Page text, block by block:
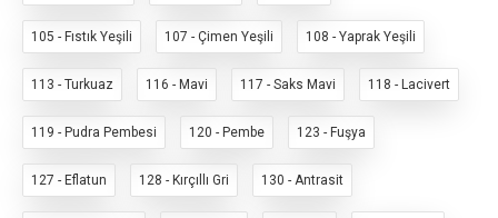
105 - Fıstık Yeşili 107 - Çimen Yeşili 108 - Yaprak Yeşili
113 - Turkuaz 116 - Mavi 117 - Saks Mavi 118 - Lacivert
119 - Pudra Pembesi 120 - Pembe 123 - Fuşya
127 - Eflatun 128 - Kırçıllı Gri 130 - Antrasit